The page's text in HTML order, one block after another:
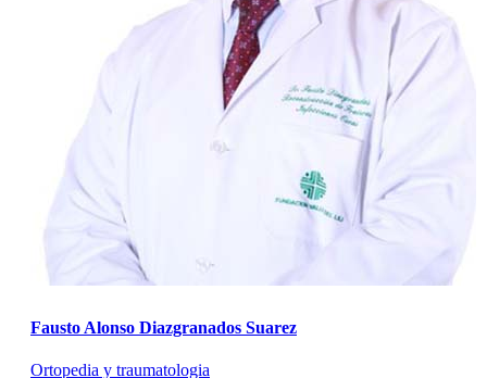
Fausto Alonso Diazgranados Suarez
Ortopedia y traumatologia